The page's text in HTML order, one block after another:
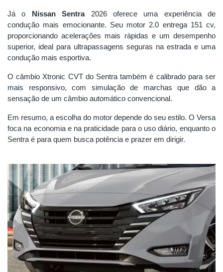
Já o Nissan Sentra2026 oferece uma experiência de
condução mais emocionante. Seu motor 2.0 entrega 151 cv,
proporcionando acelerações mais rápidas e um desempenho
superior, ideal para ultrapassagens seguras na estrada e uma
condução mais esportiva.
O câmbio Xtronic CVT do Sentra também é calibrado para ser
mais responsivo, com simulação de marchas que dão a
sensação de um câmbio automático convencional.
Em resumo, a escolha do motor depende do seu estilo. O Versa
foca na economia e na praticidade para o uso diário, enquanto o
Sentra é para quem busca potência e prazer em dirigir.